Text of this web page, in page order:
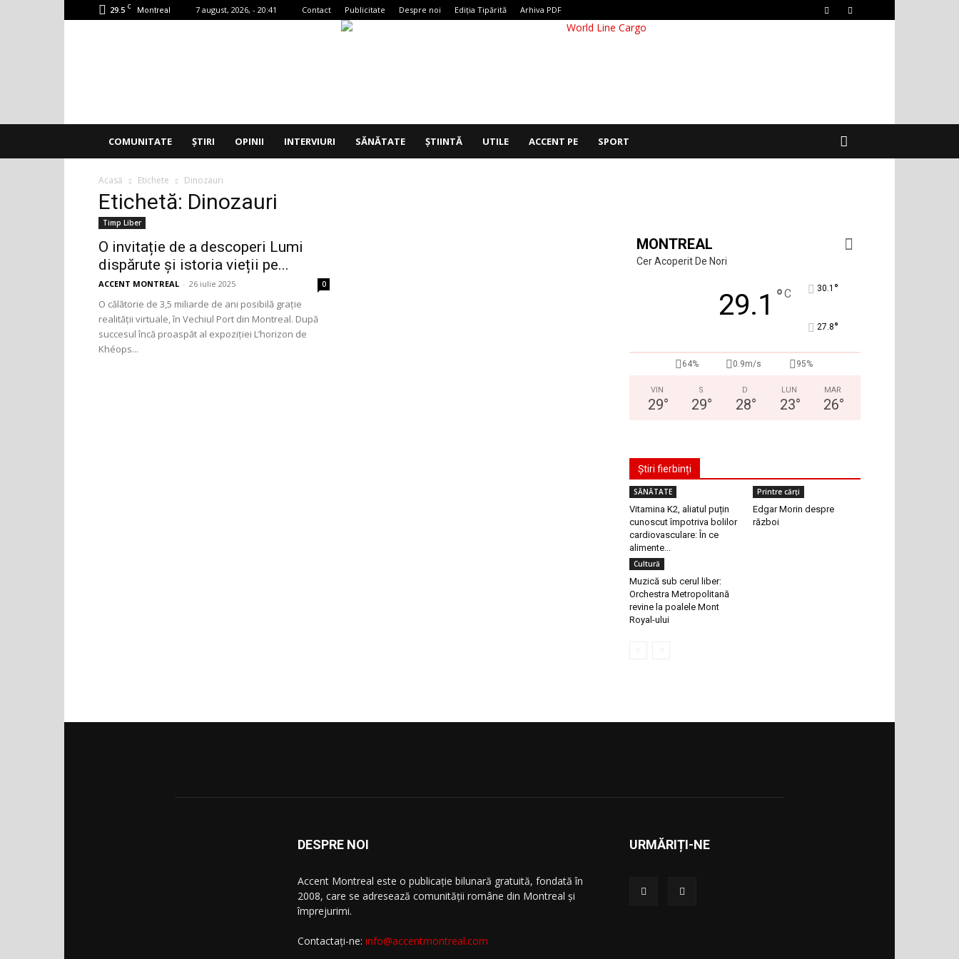
29.5 C Montreal 7 august, 2026, - 20:41 Contact Publicitate Despre noi Ediția Tipărită Arhiva PDF
COMUNITATE ȘTIRI OPINII INTERVIURI SĂNĂTATE ȘTIINTĂ UTILE ACCENT PE SPORT
Acasă Etichete Dinozauri
Etichetă: Dinozauri
Timp Liber
O invitație de a descoperi Lumi
dispărute și istoria vieții pe...
ACCENT MONTREAL - 26 iulie 2025 0
O călătorie de 3,5 miliarde de ani posibilă grație
realității virtuale, în Vechiul Port din Montreal. După
succesul încă proaspăt al expoziției L’horizon de
Khéops...
MONTREAL
Cer Acoperit De Nori
29.1 °C 30.1 °
27.8°
64% 0.9m/s 95%
VIN
29°
S
29°
D
28°
LUN
23°
MAR
26°
Știri fierbinți
SĂNĂTATE
Vitamina K2, aliatul puțin
cunoscut împotriva bolilor
cardiovasculare: În ce
alimente...
Printre cărți
Edgar Morin despre
război
Cultură
Muzică sub cerul liber:
Orchestra Metropolitană
revine la poalele Mont
Royal-ului
DESPRE NOI
Accent Montreal este o publicație bilunară gratuită, fondată în
2008, care se adresează comunităţii române din Montreal şi
împrejurimi.
Contactați-ne: info@accentmontreal.com
URMĂRIȚI-NE